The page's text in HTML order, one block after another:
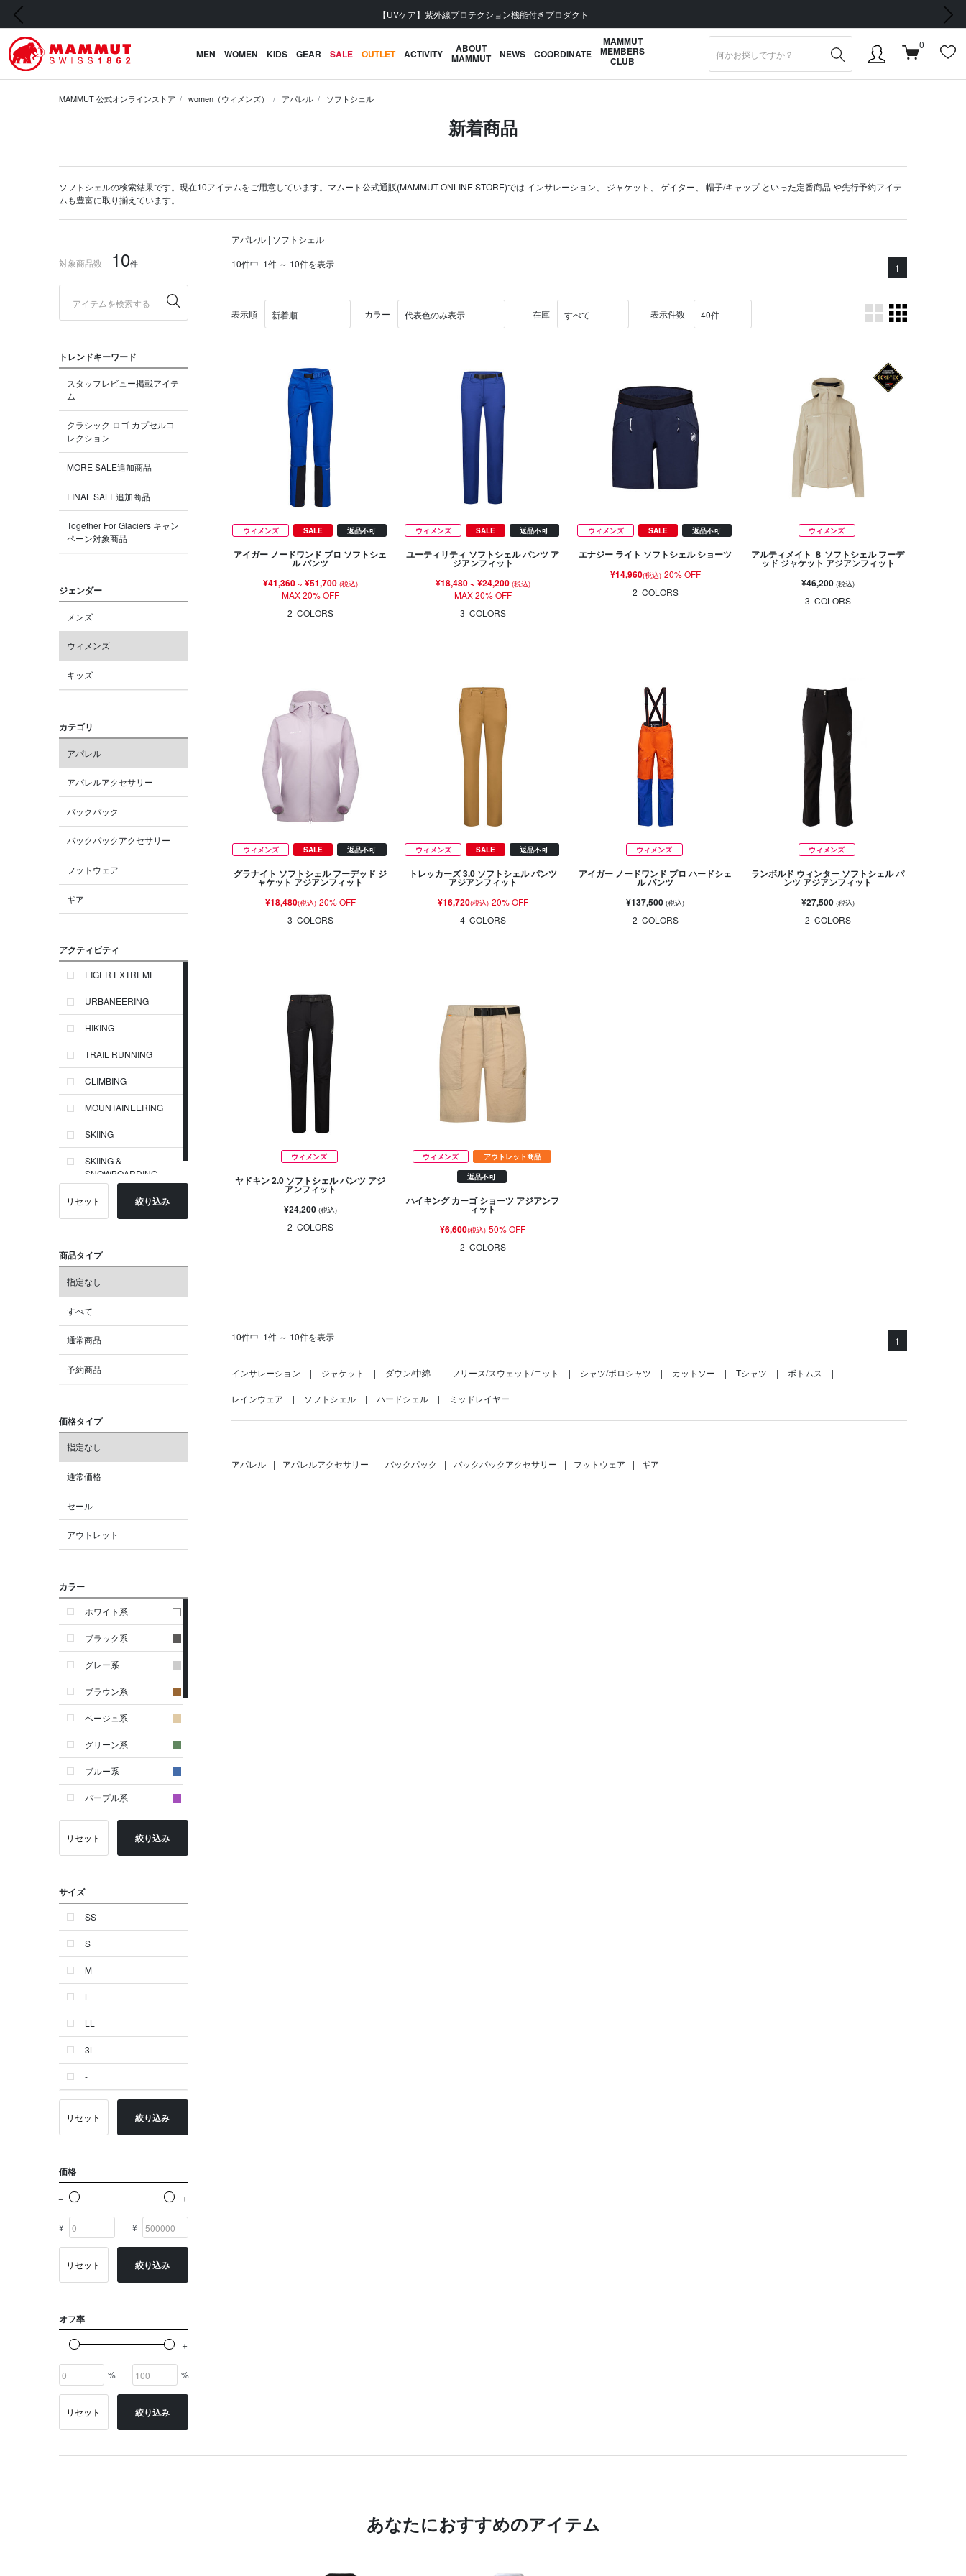
【UVケア】紫外線プロテクション機能付きプロダクト
前の画像 次の画像
MEN WOMEN KIDS GEAR SALE OUTLET ACTIVITY ABOUT
MAMMUT NEWS COORDINATE
MAMMUT
MEMBERS
CLUB
0
MAMMUT 公式オンラインストア women（ウィメンズ） アパレル ソフトシェル
新着商品
ソフトシェルの検索結果です。現在10アイテムをご用意しています。マムート公式通販(MAMMUT ONLINE STORE)では インサレーション ジャケット ゲイター 帽子/キャップといった定番商品 や先行予約アイテ
ムも豊富に取り揃えています。
対象商品数 10件
トレンドキーワード
スタッフレビュー掲載アイテ
ム
クラシック ロゴ カプセルコ
レクション
MORE SALE追加商品
FINAL SALE追加商品
Together For Glaciers キャン
ペーン対象商品
ジェンダー
メンズ
ウィメンズ
キッズ
カテゴリ
アパレル
アパレルアクセサリー
バックパック
バックパックアクセサリー
フットウェア
ギア
アクティビティ
EIGER EXTREME
URBANEERING
HIKING
TRAIL RUNNING
CLIMBING
MOUNTAINEERING
SKIING
SKIING &
SNOWBOARDING
リセット 絞り込み
商品タイプ
指定なし
すべて
通常商品
予約商品
価格タイプ
指定なし
通常価格
セール
アウトレット
カラー
ホワイト系
ブラック系
グレー系
ブラウン系
ベージュ系
グリーン系
ブルー系
パープル系
イエロー系
オレンジ系
シルバー系
ゴールド系
その他
イニシャル
OTHERS
リセット 絞り込み
サイズ
SS
S
M
L
LL
3L
-
リセット 絞り込み
価格
¥ ¥
リセット 絞り込み
オフ率
% %
リセット 絞り込み
アパレル | ソフトシェル
10件中 1件 ～ 10件を表示 1
表示順 カラー 在庫 表示件数
ウィメンズ SALE 返品不可
アイガー ノードワンド プロ ソフトシェ
ル パンツ
¥41,360~ ¥51,700 (税込)
MAX 20% OFF
2 COLORS
ウィメンズ SALE 返品不可
ユーティリティ ソフトシェル パンツ ア
ジアンフィット
¥18,480~ ¥24,200 (税込)
MAX 20% OFF
3 COLORS
ウィメンズ SALE 返品不可
エナジー ライト ソフトシェル ショーツ
¥14,960(税込) 20% OFF
2 COLORS
ウィメンズ
アルティメイト ８ ソフトシェル フーデ
ッド ジャケット アジアンフィット
¥46,200 (税込)
3 COLORS
ウィメンズ SALE 返品不可
グラナイト ソフトシェル フーデッド ジ
ャケット アジアンフィット
¥18,480(税込) 20% OFF
3 COLORS
ウィメンズ SALE 返品不可
トレッカーズ 3.0 ソフトシェル パンツ
アジアンフィット
¥16,720(税込) 20% OFF
4 COLORS
ウィメンズ
アイガー ノードワンド プロ ハードシェ
ル パンツ
¥137,500(税込)
2 COLORS
ウィメンズ
ランボルド ウィンター ソフトシェル パ
ンツ アジアンフィット
¥27,500 (税込)
2 COLORS
ウィメンズ
ヤドキン 2.0 ソフトシェル パンツ アジ
アンフィット
¥24,200 (税込)
2 COLORS
ウィメンズ アウトレット商品
返品不可
ハイキング カーゴ ショーツ アジアンフ
ィット
¥6,600(税込) 50% OFF
2 COLORS
10件中 1件 ～ 10件を表示 1
インサレーション ジャケット ダウン/中綿 フリース/スウェット/ニット シャツ/ポロシャツ カットソー Tシャツ ボトムス
レインウェア ソフトシェル ハードシェル ミッドレイヤー
アパレル | アパレルアクセサリー | バックパック | バックパックアクセサリー | フットウェア | ギア
あなたにおすすめのアイテム